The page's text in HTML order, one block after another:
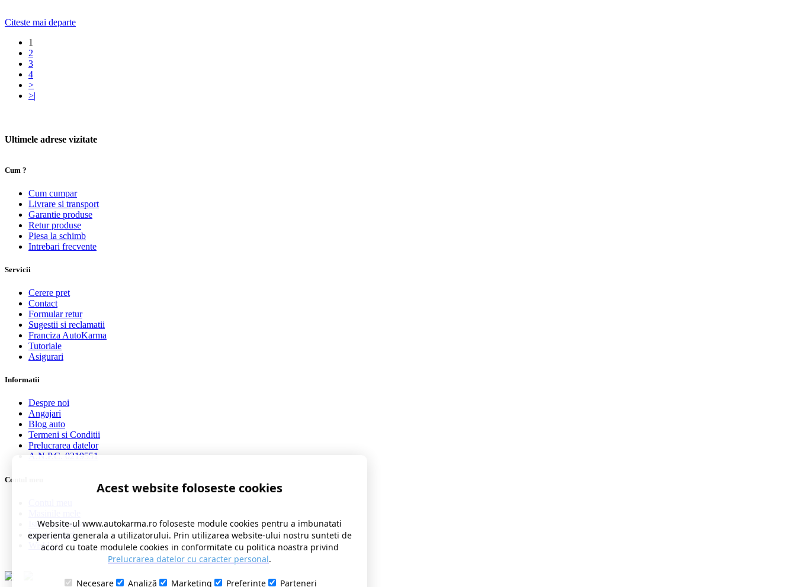
Citeste mai departe
1
2
3
4
>
>|
Ultimele adrese vizitate
Cum ?
Cum cumpar
Livrare si transport
Garantie produse
Retur produse
Piesa la schimb
Intrebari frecvente
Servicii
Cerere pret
Contact
Formular retur
Sugestii si reclamatii
Franciza AutoKarma
Tutoriale
Asigurari
Informatii
Despre noi
Angajari
Blog auto
Termeni si Conditii
Prelucrarea datelor
A.N.P.C. 0219551
Contul meu
Istoric comenzi
Istoric cereri
Wishlist
Acest website foloseste cookies
Website-ul www.autokarma.ro foloseste module cookies pentru a imbunatati
experienta generala a utilizatorului. Prin utilizarea website-ului nostru sunteti de
acord cu toate modulele cookies in conformitate cu politica noastra privind
Prelucrarea datelor cu caracter personal.
Necesare Analiză Marketing Preferințe Parteneri